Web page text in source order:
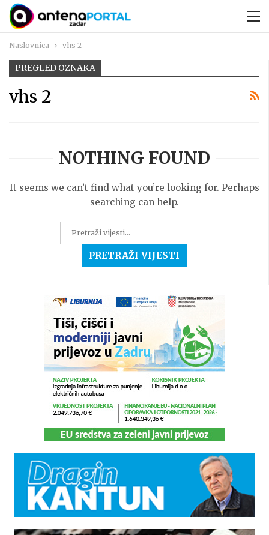
Naslovnica vhs 2
PREGLED OZNAKA
vhs 2
NOTHING FOUND
It seems we can’t find what you’re looking for. Perhaps
searching can help.